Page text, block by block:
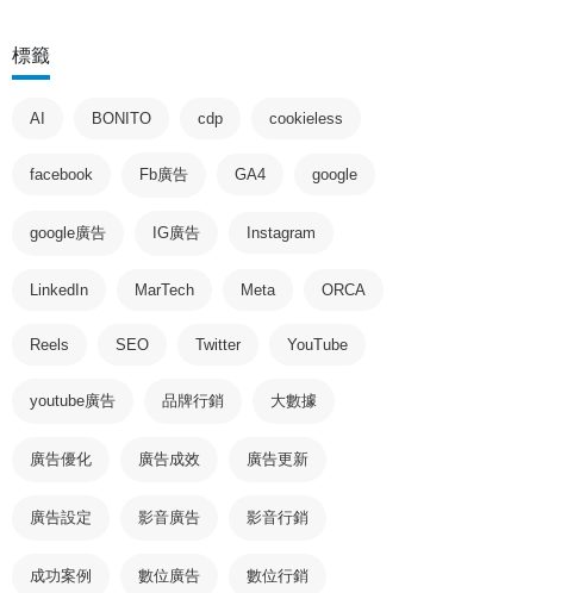
標籤
AI BONITO cdp cookieless
facebook Fb廣告 GA4 google
google廣告 IG廣告 Instagram
LinkedIn MarTech Meta ORCA
Reels SEO Twitter YouTube
youtube廣告 品牌行銷 大數據
廣告優化 廣告成效 廣告更新
廣告設定 影音廣告 影音行銷
成功案例 數位廣告 數位行銷